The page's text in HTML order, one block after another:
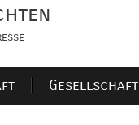
Gesellschaft